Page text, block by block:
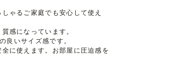
ゃるご家庭でも安心して使え
感になっています。
良いサイズ感です。
に使えます。お部屋に圧迫感を